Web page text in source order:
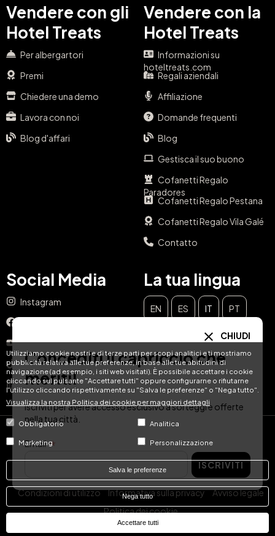
Utilizziamo cookie nostri e di terze parti per scopi analitici e ti mostriamo
pubblicità relativa alle tue preferenze, in base alle tue abitudini di
navigazione (ad esempio, i siti web visitati). È possibile accettare i cookie
cliccando sul pulsante "Accettare tutti" oppure configurarne o rifiutarne
l'utilizzo cliccando rispettivamente su "Salva le preferenze" o "Nega tutto".
Visualizza la nostra Politica dei cookie per maggiori dettagli
Obbligatorio Analitica
Marketing Personalizzazione
Salva le preferenze
Nega tutto
Accettare tutti
Vendere con gli
Hotel Treats
Per albergartori
Premi
Chiedere una demo
Lavora con noi
Blog d'affari
Vendere con la
Hotel Treats
Informazioni su
hoteltreats.com
Regali aziendali
Affiliazione
Domande frequenti
Blog
Gestisca il suo buono
Cofanetti Regalo
Paradores
Cofanetti Regalo Pestana
Cofanetti Regalo Vila Galé
Contatto
Social Media
Instagram
YouTube
TikTok
LinkedIn
La tua lingua
EN ES IT PT
NL
© Hotel Treats 2026
Tel: +34 871 51 00 40 (9:00 - 19:00 CEST)
Condizioni di utilizzo Informativa sulla privacy
Avviso legale
Politica dei cookie
CHIUDI
Concediti il capriccio che
meriti!
Iscriviti per avere accesso esclusivo a sorteggi e offerte
nella tua città.
Email
ISCRIVITI